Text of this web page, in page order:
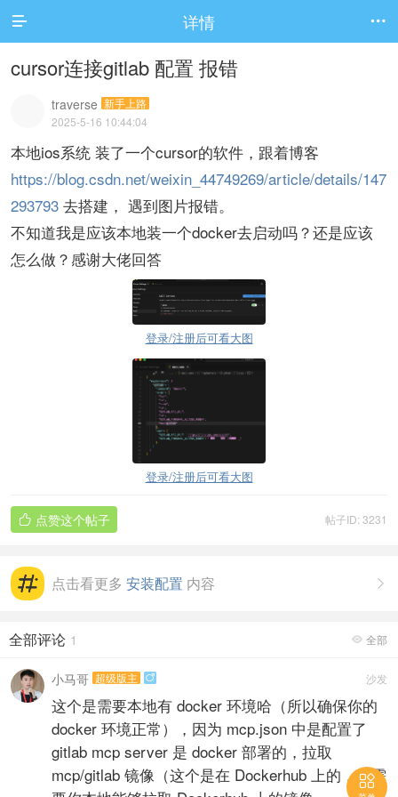
 详情 
cursor连接gitlab 配置 报错
traverse 新手上路
2025-5-16 10:44:04
本地ios系统 装了一个cursor的软件，跟着博客
https://blog.csdn.net/weixin_44749269/article/details/147
293793 去搭建， 遇到图片报错。
不知道我是应该本地装一个docker去启动吗？还是应该
怎么做？感谢大佬回答
登录/注册后可看大图
登录/注册后可看大图
帖子ID: 3231
 点赞这个帖子

点击看更多 安装配置 内容
 全部
全部评论 1
沙发
小马哥 超级版主 
这个是需要本地有 docker 环境哈（所以确保你的
docker 环境正常），因为 mcp.json 中是配置了
gitlab mcp server 是 docker 部署的，拉取
mcp/gitlab 镜像（这个是在 Dockerhub 上的，也需
